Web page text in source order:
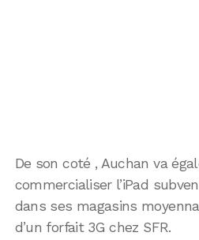
De son coté , Auchan va
commercialiser l’iPad
dans ses magasins
d’un forfait 3G chez SFR.